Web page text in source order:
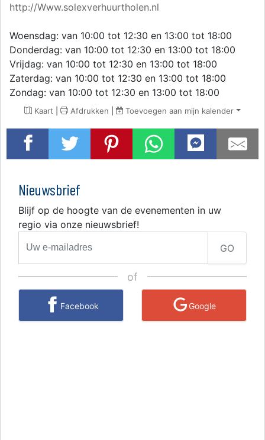
http://Www.solexverhuurtholen.nl
Woensdag: van 10:00 tot 12:30 en 13:00 tot 18:00
Donderdag: van 10:00 tot 12:30 en 13:00 tot 18:00
Vrijdag: van 10:00 tot 12:30 en 13:00 tot 18:00
Zaterdag: van 10:00 tot 12:30 en 13:00 tot 18:00
Zondag: van 10:00 tot 12:30 en 13:00 tot 18:00
Kaart | Afdrukken | Toevoegen aan mijn kalender
Nieuwsbrief
Blijf op de hoogte van de evenementen in uw
regio via onze nieuwsbrief!
GO
of
Facebook Google